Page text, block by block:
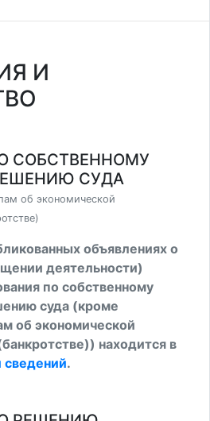
И
СОБСТВЕННОМУ
СУДА
об экономической
объявлениях о
деятельности)
по собственному
суда (кроме
об экономической
находится в
сведений.